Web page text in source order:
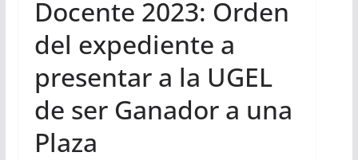
Docente 2023: Orden
del expediente a
presentar a la UGEL
de ser Ganador a una
Plaza